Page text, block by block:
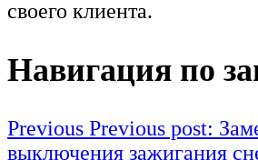
своего клиента.
Навигация по
Previous Previous post:
выключения зажигания